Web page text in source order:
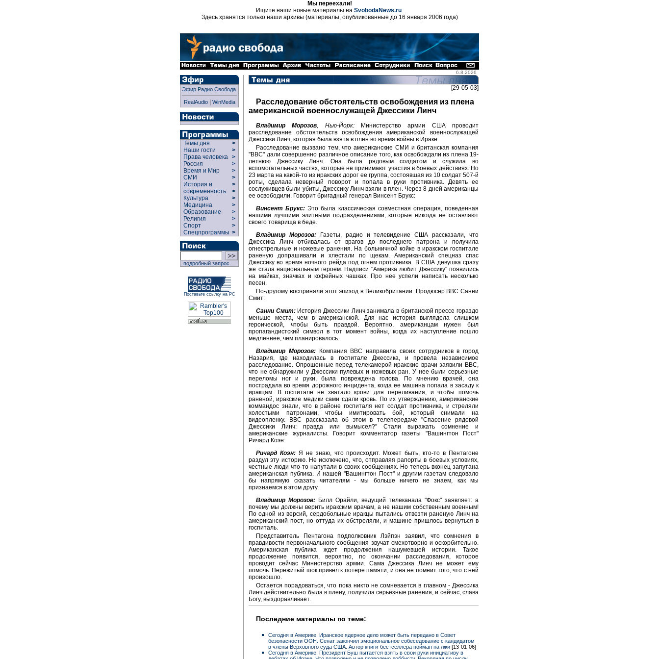
Мы переехали!
Ищите наши новые материалы на SvobodaNews.ru.
Здесь хранятся только наши архивы (материалы, опубликованные до 16 января 2006 года)
6.8.2026
Эфир Радио Свобода
RealAudio| WinMedia
Темы дня
>
Наши гости
>
Права человека >
Россия
>
Время и Мир
>
СМИ
>
История и
современность
>
>
Культура
>
Медицина
>
Образование
>
Религия
>
Спорт
>
Спецпрограммы >
подробный запрос
Поставьте ссылку на РС
[29-05-03]
Расследование обстоятельств освобождения из плена
американской военнослужащей Джессики Линч
Владимир Морозов , Нью-Йорк:Министерство армии США проводит
расследование обстоятельств освобождения американской военнослужащей
Джессики Линч, которая была взята в плен во время войны в Ираке.
Расследование вызвано тем, что американские СМИ и британская компания
"ВВС" дали совершенно различное описание того, как освобождали из плена 19-
летнюю Джессику Линч. Она была рядовым солдатом и служила во
вспомогательных частях, которые не принимают участия в боевых действиях. Но
23 марта на какой-то из иракских дорог ее группа, состоявшая из 10 солдат 507-й
роты, сделала неверный поворот и попала в руки противника. Девять ее
сослуживцев были убиты, Джессику Линч взяли в плен. Через 8 дней американцы
ее освободили. Говорит бригадный генерал Винсент Брукс:
Винсент Брукс: Это была классическая совместная операция, поведенная
нашими лучшими элитными подразделениями, которые никогда не оставляют
своего товарища в беде.
Владимир Морозов:Газеты, радио и телевидение США рассказали, что
Джессика Линч отбивалась от врагов до последнего патрона и получила
огнестрельные и ножевые ранения. На больничной койке в иракском госпитале
раненую допрашивали и хлестали по щекам. Американский спецназ спас
Джессику во время ночного рейда под огнем противника. В США девушка сразу
же стала национальным героем. Надписи "Америка любит Джессику" появились
на майках, значках и кофейных чашках. Про нее успели написать несколько
песен.
По-другому восприняли этот эпизод в Великобритании. Продюсер ВВС Санни
Смит:
Санни Смит:История Джессики Линч занимала в британской прессе гораздо
меньше места, чем в американской. Для нас история выглядела слишком
героической, чтобы быть правдой. Вероятно, американцам нужен был
пропагандистский символ в тот момент войны, когда их наступление пошло
медленнее, чем планировалось.
Владимир Морозов:Компания ВВС направила своих сотрудников в город
Назария, где находилась в госпитале Джессика, и провела независимое
расследование. Опрошенные перед телекамерой иракские врачи заявили ВВС,
что не обнаружили у Джессики пулевых и ножевых ран. У нее были серьезные
переломы ног и руки, была повреждена голова. По мнению врачей, она
пострадала во время дорожного инцидента, когда ее машина попала в засаду к
иракцам. В госпитале не хватало крови для переливания, и чтобы помочь
раненой, иракские медики сами сдали кровь. По их утверждению, американские
коммандос знали, что в районе госпиталя нет солдат противника, и стреляли
холостыми патронами, чтобы имитировать бой, который снимали на
видеопленку. ВВС рассказала об этом в телепередаче "Спасение рядовой
Джессики Линч: правда или вымысел?" Стали выражать сомнение и
американские журналисты. Говорит комментатор газеты "Вашингтон Пост"
Ричард Коэн:
Ричард Коэн:Я не знаю, что происходит. Может быть, кто-то в Пентагоне
раздул эту историю. Не исключено, что, отправляя рапорты в боевых условиях,
честные люди что-то напутали в своих сообщениях. Но теперь вконец запутана
американская публика. И нашей "Вашингтон Пост" и другим газетам следовало
бы напрямую сказать читателям - мы больше ничего не знаем, как мы
признаемся в этом другу.
Владимир Морозов: Билл Орайли, ведущий телеканала "Фокс" заявляет: а
почему мы должны верить иракским врачам, а не нашим собственным военным!
По одной из версий, сердобольные иракцы пытались отвезти раненую Линч на
американский пост, но оттуда их обстреляли, и машине пришлось вернуться в
госпиталь.
Представитель Пентагона подполковник Лэйпэн заявил, что сомнения в
правдивости первоначального сообщения звучат смехотворно и оскорбительно.
Американская публика ждет продолжения нашумевшей истории. Такое
продолжение появится, вероятно, по окончании расследования, которое
проводит сейчас Министерство армии. Сама Джессика Линч не может ему
помочь. Пережитый шок привел к потере памяти, и она не помнит того, что с ней
произошло.
Остается порадоваться, что пока никто не сомневается в главном - Джессика
Линч действительно была в плену, получила серьезные ранения, и сейчас, слава
Богу, выздоравливает.
Последние материалы по теме:
Сегодня в Америке. Иранское ядерное дело может быть передано в Совет
безопасности ООН. Сенат закончил эмоциональное собеседование с кандидатом
в члены Верховного суда США. Автор книги-бестселлера пойман на лжи [13-01-06]
Сегодня в Америке. Президент Буш пытается взять в свои руки инициативу в